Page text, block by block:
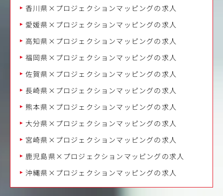
香川県×プロジェクションマッピングの求人
愛媛県×プロジェクションマッピングの求人
高知県×プロジェクションマッピングの求人
福岡県×プロジェクションマッピングの求人
佐賀県×プロジェクションマッピングの求人
長崎県×プロジェクションマッピングの求人
熊本県×プロジェクションマッピングの求人
大分県×プロジェクションマッピングの求人
宮崎県×プロジェクションマッピングの求人
鹿児島県×プロジェクションマッピングの求人
沖縄県×プロジェクションマッピングの求人